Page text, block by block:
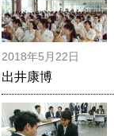
2018年5月22日
出井康博